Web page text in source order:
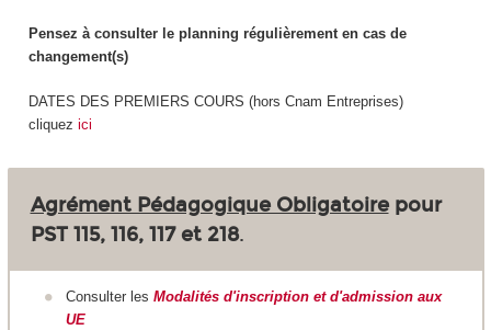
Pensez à consulter le planning régulièrement en cas de
changement(s)
DATES DES PREMIERS COURS (hors Cnam Entreprises)
cliquez ici
Agrément Pédagogique Obligatoirepour
PST 115, 116, 117 et 218.
Consulter les Modalités d'inscription et d'admission aux
UE